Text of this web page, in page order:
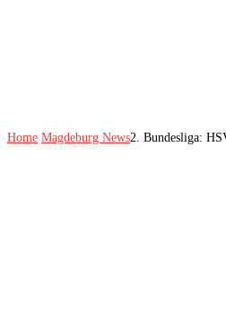
Home Magdeburg News2. Bundesliga: